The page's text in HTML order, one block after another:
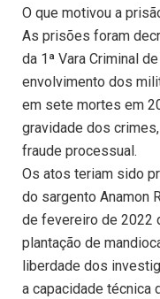
O que motivou a
As prisões foram
da 1ª Vara Criminal
envolvimento dos
em sete mortes em
gravidade dos
fraude processual.
Os atos teriam sido
do sargento Anamon
de fevereiro de 2022
plantação de
liberdade dos
a capacidade técnica